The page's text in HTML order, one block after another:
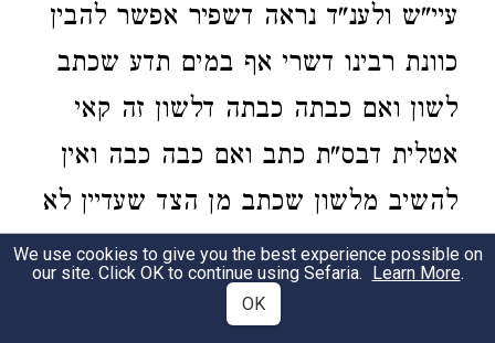
עיי"ש ולענ"ד נראה דשפיר אפשר להבין
כוונת רבינו דשרי אף במים תדע שכתב
לשון ואם כבתה כבתה דלשון זה קאי
אטלית דבס"ת כתב ואם כבה כבה ואין
להשיב מלשון שכתב מן הצד שעדיין לא
נתלה בו האור דלשון בו לא קאי אספר
תורה גופיה אלא קאי אאותו צד שעדין
We use cookies to give you the best experience possible on
our site. Click OK to continue using Sefaria. Learn More.
OK